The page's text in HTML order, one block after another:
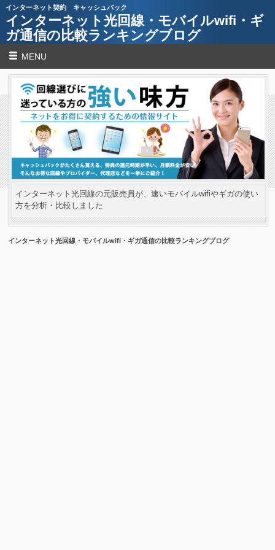
インターネット契約 キャッシュバック
インターネット光回線・モバイルwifi・ギ
ガ通信の比較ランキングブログ
MENU
インターネット光回線の元販売員が、速いモバイルwifiやギガの使い
方を分析・比較しました
インターネット光回線・モバイルwifi・ギガ通信の比較ランキングブログ